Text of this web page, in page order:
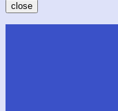
close